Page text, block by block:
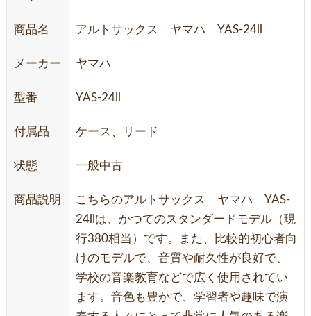
商品名 アルトサックス ヤマハ YAS-24ll
メーカー ヤマハ
型番 YAS-24ll
付属品 ケース、リード
状態 一般中古
商品説明
こちらのアルトサックス ヤマハ YAS-
24llは、かつてのスタンダードモデル（現
行380相当）です。また、比較的初心者向
けのモデルで、音質や耐久性が良好で、
学校の音楽教育などで広く使用されてい
ます。音色も豊かで、学習者や趣味で演